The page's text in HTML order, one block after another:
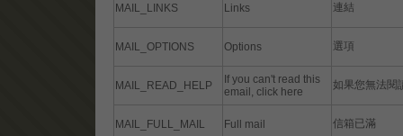
MAIL_LINKS Links 連結
MAIL_OPTIONS Options 選項
MAIL_READ_HELP
If you can't read this
email, click here
如果您無法閱
MAIL_FULL_MAIL Full mail 信箱已滿